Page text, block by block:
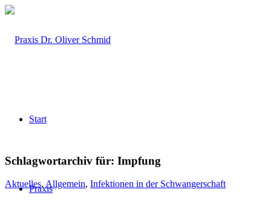
Start
Praxis
Schlagwortarchiv für: Impfung
Aktuelles, Allgemein, Infektionen in der Schwangerschaft